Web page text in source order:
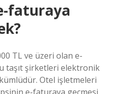
faturaya
TL ve üzeri olan e-
taşıt şirketleri elektronik
Otel işletmeleri